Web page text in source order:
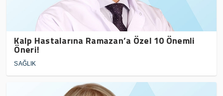
Kalp Hastalarına Ramazan’a Özel 10 Önemli
Öneri!
SAĞLIK